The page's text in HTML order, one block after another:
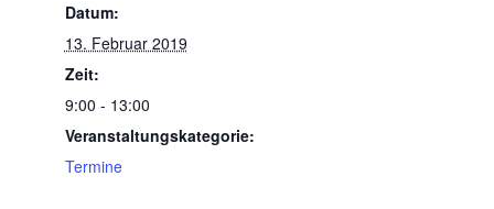
Datum:
13. Februar 2019
Zeit:
9:00 - 13:00
Veranstaltungskategorie:
Termine